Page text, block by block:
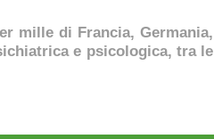
mille di Francia, Germania,
e psicologica, tra le